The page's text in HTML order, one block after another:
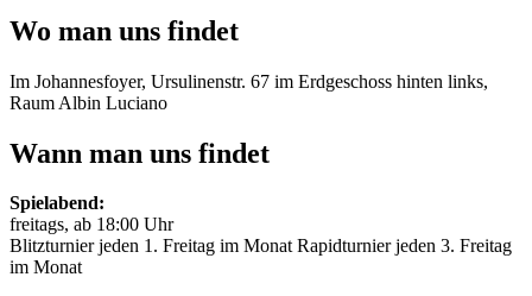
Wo man uns findet
Im Johannesfoyer, Ursulinenstr. 67 im Erdgeschoss hinten links,
Raum Albin Luciano
Wann man uns findet
Spielabend:
freitags, ab 18:00 Uhr
Blitzturnier jeden 1. Freitag im Monat Rapidturnier jeden 3. Freitag
im Monat